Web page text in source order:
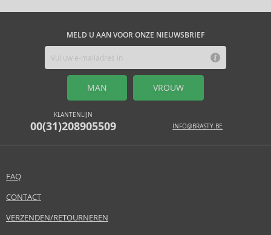
MELD U AAN VOOR ONZE NIEUWSBRIEF
MAN VROUW
KLANTENLIJN
00(31)208905509 INFO@BRASTY.BE
FAQ
CONTACT
VERZENDEN/RETOURNEREN